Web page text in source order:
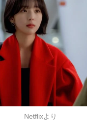
Netflixより